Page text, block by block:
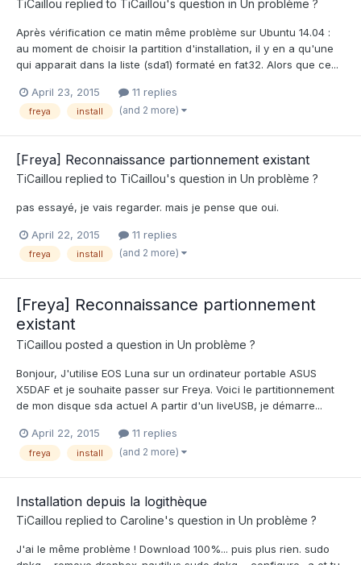
TiCaillou replied to TiCaillou's question in Un problème ?
Après vérification ce matin même problème sur Ubuntu 14.04 :
au moment de choisir la partition d'installation, il y en a qu'une
qui apparait dans la liste (sda1) formaté en fat32. Alors que ce...
April 23, 2015 11 replies
freya install (and 2 more)
[Freya] Reconnaissance partionnement existant
TiCaillou replied to TiCaillou's question in Un problème ?
pas essayé, je vais regarder. mais je pense que oui.
April 22, 2015 11 replies
freya install (and 2 more)
[Freya] Reconnaissance partionnement
existant
TiCaillou posted a question in Un problème ?
Bonjour, J'utilise EOS Luna sur un ordinateur portable ASUS
X5DAF et je souhaite passer sur Freya. Voici le partitionnement
de mon disque sda actuel A partir d'un liveUSB, je démarre...
April 22, 2015 11 replies
freya install (and 2 more)
Installation depuis la logithèque
TiCaillou replied to Caroline's question in Un problème ?
J'ai le même problème ! Download 100%... puis plus rien. sudo